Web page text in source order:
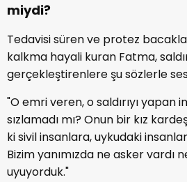
miydi?
Tedavisi süren ve protez
kalkma hayali kuran Fatma,
gerçekleştirenlere şu sözlerle
"O emri veren, o saldırıyı yapan
sızlamadı mı? Onun bir kız
ki sivil insanlara, uykudaki
Bizim yanımızda ne asker vardı
uyuyorduk."